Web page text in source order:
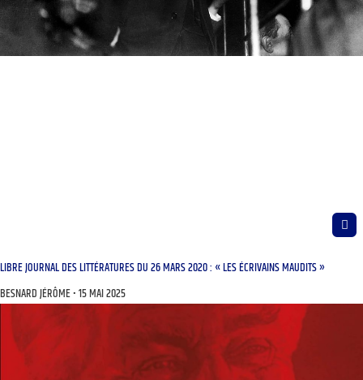
LIBRE JOURNAL DES LITTÉRATURES DU 26 MARS 2020 : « LES ÉCRIVAINS MAUDITS »
BESNARD JÉRÔME 15 MAI 2025